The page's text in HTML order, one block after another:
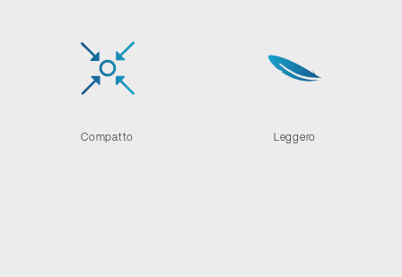
Compatto Leggero